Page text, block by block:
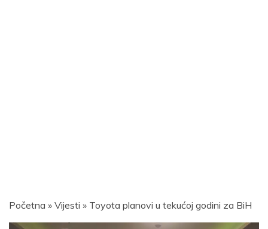
Početna » Vijesti » Toyota planovi u tekućoj godini za BiH